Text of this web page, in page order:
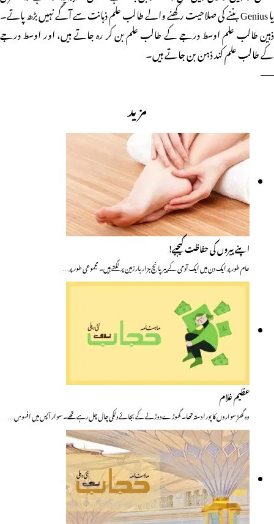
یا Genius بننے کی صلاحیت رکھنے والے طالب علم ذہانت سے آگے نہیں بڑھ پاتے۔
ذہین طالب علم اوسط درجے کے طالب علم بن کر رہ جاتے ہیں، اور اوسط درجے
کے طالب علم کند ذہن بن جاتے ہیں۔
——
مزید
اپنے پیروں کی حفاظت کیجیے!
عام طور پر ایک دن میں ایک آدمی کے پیر پانچ ہزار بار زمین پر لگتے ہیں۔ مجموعی طور پر…
عظیم غلام
وہ گھڑ سواروں کا پورا دستہ تھا۔ گھوڑے دوڑنے کے بجائے دلکی چال چل رہے تھے۔ سوار آپس میں افسوس…